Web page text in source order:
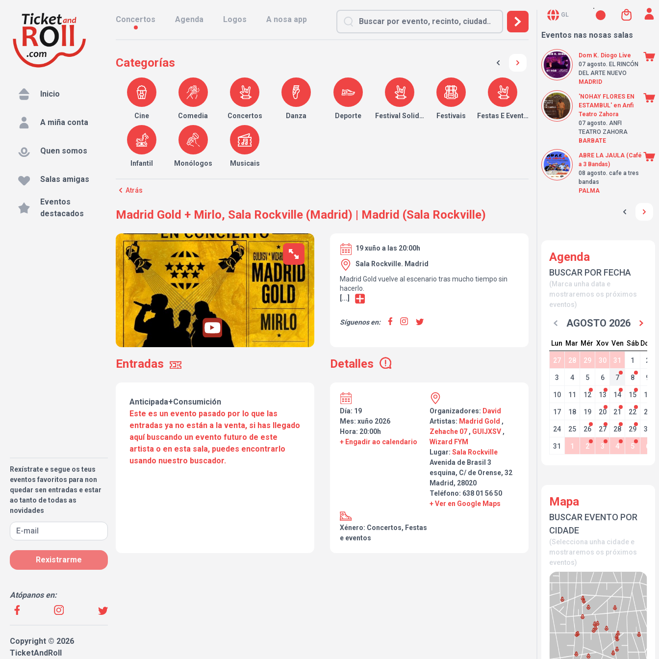
Inicio
A miña conta
Quen somos
Salas amigas
Eventos
destacados
Rexístrate e segue os teus
eventos favoritos para non
quedar sen entradas e estar
ao tanto de todas as
novidades
Rexistrarme
Atópanos en:
Copyright © 2026
TicketAndRoll
Concertos Agenda Logos A nosa app
Categorías
Cine Comedia Concertos Danza Deporte Festival Solidario Festivais Festas E Eventos
Infantil Monólogos Musicais
Atrás
Madrid Gold + Mirlo, Sala Rockville (Madrid) | Madrid (Sala Rockville)
19 xuño a las 20:00h
Sala Rockville. Madrid
Madrid Gold vuelve al escenario tras mucho tiempo sin
hacerlo.
[...]
Síguenos en:
Entradas Detalles
Anticipada+Consumición
Este es un evento pasado por lo que las
entradas ya no están a la venta, si has llegado
aquí buscando un evento futuro de este
artista o en esta sala, puedes encontrarlo
usando nuestro buscador.
Día: 19
Mes: xuño 2026
Hora: 20:00h
+ Engadir ao calendario
Organizadores: David
Artistas: Madrid Gold ,
Zehache 07, GUIJXSV,
Wizard FYM
Lugar: Sala Rockville
Avenida de Brasil 3
esquina, C/ de Orense, 32
Madrid, 28020
Teléfono: 638 01 56 50
+ Ver en Google Maps
Xénero: Concertos, Festas
e eventos
GL
Eventos nas nosas salas
Dom K. Diogo Live
07 agosto. EL RINCÓN
DEL ARTE NUEVO
MADRID
'NOHAY FLORES EN
ESTAMBUL' en Anfi
Teatro Zahora
07 agosto. ANFI
TEATRO ZAHORA
BARBATE
ABRE LA JAULA (Café
a 3 Bandas)
08 agosto. cafe a tres
bandas
PALMA
Agenda
BUSCAR POR FECHA
(Marca unha data e
mostraremos os próximos
eventos)
AGOSTO 2026
Lun Mar Mér Xov Ven Sáb Dom
27 28 29 30 31 1 2
3 4 5 6 7 8 9
10 11 12 13 14 15 16
17 18 19 20 21 22 23
24 25 26 27 28 29 30
31 1 2 3 4 5 6
Mapa
BUSCAR EVENTO POR
CIDADE
(Selecciona unha cidade e
mostraremos os próximos
eventos)